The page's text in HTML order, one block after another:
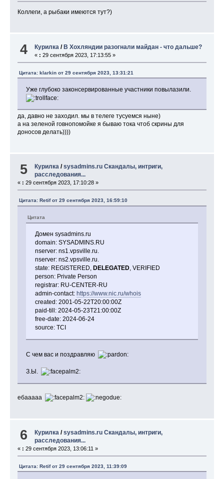
Коллеги, а рыбаки имеются тут?)
4 Курилка /В Хохляндии разогнали майдан - что дальше?
« : 29 сентября 2023, 17:13:55 »
Цитата: klarkin от 29 сентября 2023, 13:31:21
Уже глубоко законсервированные участники повылазили.
да, давно не заходил. мы в телеге тусуемся ныне)
а на зеленой говнопомойке я бываю тока чтоб скрины для
доносов делать))))
5 Курилка /sysadmins.ru Скандалы, интриги,
расследования...
« : 29 сентября 2023, 17:10:28 »
Цитата: Retif от 29 сентября 2023, 16:59:10
Цитата
Домен sysadmins.ru
domain: SYSADMINS.RU
nserver: ns1.vpsville.ru.
nserver: ns2.vpsville.ru.
state: REGISTERED, DELEGATED, VERIFIED
person: Private Person
registrar: RU-CENTER-RU
admin-contact: https://www.nic.ru/whois
created: 2001-05-22T20:00:00Z
paid-till: 2024-05-23T21:00:00Z
free-date: 2024-06-24
source: TCI
С чем вас и поздравляю
З.Ы.
ебааааа
6 Курилка /sysadmins.ru Скандалы, интриги,
расследования...
« : 29 сентября 2023, 13:06:11 »
Цитата: Retif от 29 сентября 2023, 11:39:09